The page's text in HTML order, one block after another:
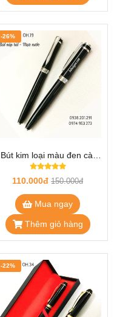
Bút kim loại màu đen cài
bạc nắp OH.19
110.000đ 150.000đ
-26%
Mua ngay
Thêm giỏ hàng
-22%